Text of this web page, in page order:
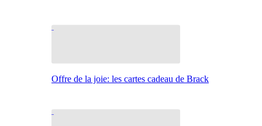
Offre de la joie: les cartes cadeau de Brack